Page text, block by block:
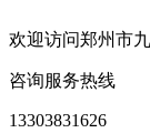
欢迎访问郑州市
咨询服务热线
13303831626